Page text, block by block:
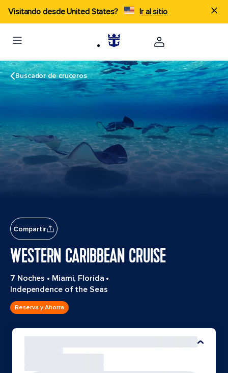
Visitando desde United States? Ir al sitio
Buscador de cruceros
Compartir
WESTERN CARIBBEAN CRUISE
7 Noches • Miami, Florida •
Independence of the Seas
Reserva y Ahorra